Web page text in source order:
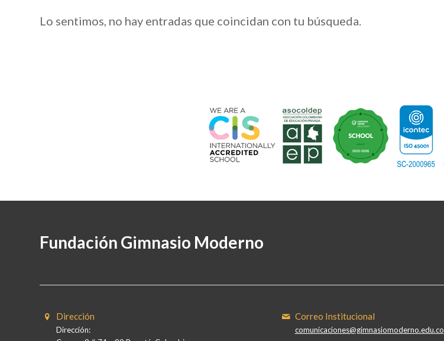
Lo sentimos, no hay entradas que coincidan con tu búsqueda.
Fundación Gimnasio Moderno
Dirección
Dirección:
Correo Institucional
comunicaciones@gimnasiomoderno.edu.co